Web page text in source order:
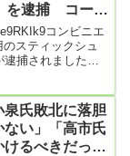
を逮捕 コーヒ
から持って行
コンビニエ
スティックシュ
逮捕されました。
ころ、女が盗ん
の無職の女（48）
泉氏敗北に落胆
ない」「高市氏
けるべきだっ